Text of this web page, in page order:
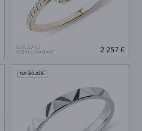
ŽLTÉ ZLATO
RUBÍN & DIAMANT
2 257 €
NA SKLADE